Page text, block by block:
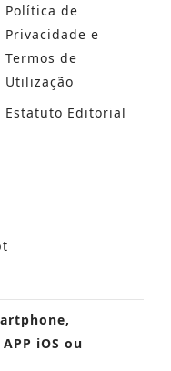
Política de
Privacidade e
Termos de
Utilização
Estatuto Editorial
iOS ou